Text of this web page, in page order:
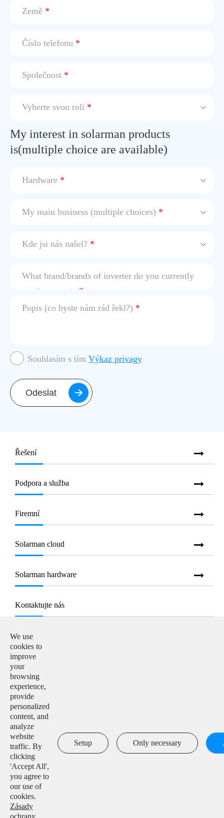
Země *
Číslo telefonu *
Společnost *
Vyberte svou roli *
My interest in solarman products
is(multiple choice are available)
Hardware *
My main business (multiple choices) *
Kde jsi nás našel? *
What brand/brands of inverter do you currently
use / cooperate *
Popis (co byste nám rád řekl?) *
Souhlasím s tím Výkaz privagy
Odeslat
Řešení
Podpora a služba
Firemní
Solarman cloud
Solarman hardware
Kontaktujte nás

info@solarmanpv.com

Telefon:
+86-15312225591

Přidat:
Building H4, China IoT International Innovation Park,
No. 6, Jingxian Road, Wuxi, Jiangsu, P. R. China
Autorská práva ©
We use
cookies to
improve
your
browsing
experience,
provide
personalized
content, and
analyze
website
traffic. By
clicking
'Accept All',
you agree to
our use of
cookies.
Zásady
ochrany
Setup Only necessary